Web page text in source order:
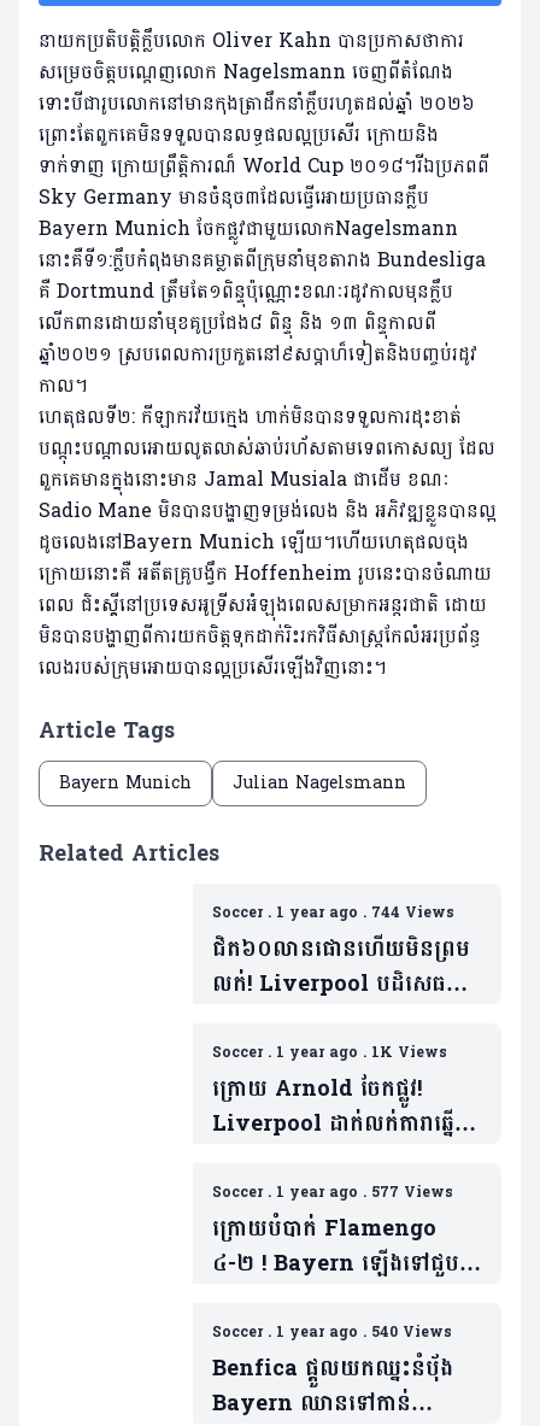
នាយកប្រតិបត្តិក្លឹបលោក Oliver Kahn បានប្រកាសថាការ
សម្រេចចិត្តបណ្តេញលោក Nagelsmann ចេញពីតំណែង
ទោះបីជារូបលោកនៅមានកុងត្រាដឹកនាំក្លឹបរហូតដល់ឆ្នាំ ២០២៦
ព្រោះតែពួកគេមិនទទួលបានលទ្ធផលល្អប្រសើរ ក្រោយនិង
ទាក់ទាញ ក្រោយព្រឹត្តិការណ៏ World Cup ២០១៨។រីឯប្រភពពី
Sky Germany មានចំនុច៣ដែលធ្វើអោយប្រធានក្លឹប
Bayern Munich ចែកផ្លូវជាមួយលោកNagelsmann
នោះគឺទី១:ក្លឹបកំពុងមានគម្លាតពីក្រុមនាំមុខតារាង Bundesliga
គឺ Dortmund ត្រឹមតែ១ពិន្ទុប៉ុណ្ណោះខណៈរដូវកាលមុនក្លឹប
លើកពានដោយនាំមុខគូប្រជែង៨ ពិន្ទុ និង ១៣ ពិន្ទុកាលពី
ឆ្នាំ២០២១ ស្របពេលការប្រកួតនៅ៩សប្តាហ៏ទៀតនិងបញ្ចប់រដូវ
កាល។
ហេតុផលទី២: កីឡាករវ័យក្មេង ហាក់មិនបានទទួលការដុះខាត់
បណ្តុះបណ្តាលអោយលូតលាស់ឆាប់រហ័សតាមទេពកោសល្យ ដែល
ពួកគេមានក្នុងនោះមាន Jamal Musiala ជាដើម ខណៈ
Sadio Mane មិនបានបង្ហាញទម្រង់លេង និង អភិវឌ្ឍខ្លួនបានល្អ
ដូចលេងនៅBayern Munich ឡើយ។ហើយហេតុផលចុង
ក្រោយនោះគឺ អតីតគ្រូបង្វឹក Hoffenheim រូបនេះបានចំណាយ
ពេល ជិះស្គីនៅប្រទេសអូទ្រីសអំឡុងពេលសម្រាកអន្តរជាតិ ដោយ
មិនបានបង្ហាញពីការយកចិត្តទុកដាក់រិះរកវិធីសាស្រ្តកែលំអរប្រព័ន្ធ
លេងរបស់ក្រុមអោយបានល្អប្រសើរឡើងវិញនោះ។
Article Tags
Bayern Munich Julian Nagelsmann
Related Articles
Soccer. 1 year ago . 744 Views
ជិត៦០លានផោនហើយមិនព្រម
លក់! Liverpool បដិសេធ
តារាឆ្នើមម្នាក់
Soccer. 1 year ago . 1K Views
ក្រោយ Arnold ចែកផ្លូវ!
Liverpool ដាក់លក់តារាឆ្នើម
បាន
Soccer. 1 year ago . 577 Views
ក្រោយបំបាក់ Flamengo
៤-២ ! Bayern ឡើងទៅជួប
Cup (មានវីដេអូ)
Soccer. 1 year ago . 540 Views
Benfica ផ្តួលយកឈ្នះនំបុ័ង
Bayern ឈានទៅកាន់